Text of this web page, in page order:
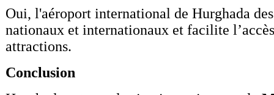
Oui, l'aéroport international de Hurghada
nationaux et internationaux et facilite
attractions.
Conclusion